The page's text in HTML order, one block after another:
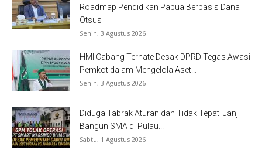
Roadmap Pendidikan Papua Berbasis Dana
Otsus
Senin, 3 Agustus 2026
HMI Cabang Ternate Desak DPRD Tegas Awasi
Pemkot dalam Mengelola Aset...
Senin, 3 Agustus 2026
Diduga Tabrak Aturan dan Tidak Tepati Janji
Bangun SMA di Pulau...
Sabtu, 1 Agustus 2026